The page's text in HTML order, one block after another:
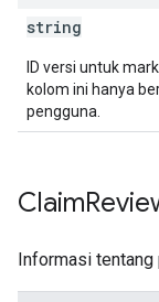
string
ID versi untuk
kolom ini hanya
pengguna.
Claim
Informasi tentang